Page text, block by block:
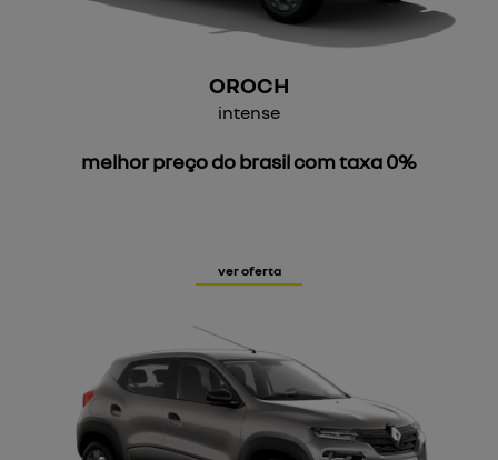
OROCH
intense
melhor preço do brasil com taxa 0%
ver oferta